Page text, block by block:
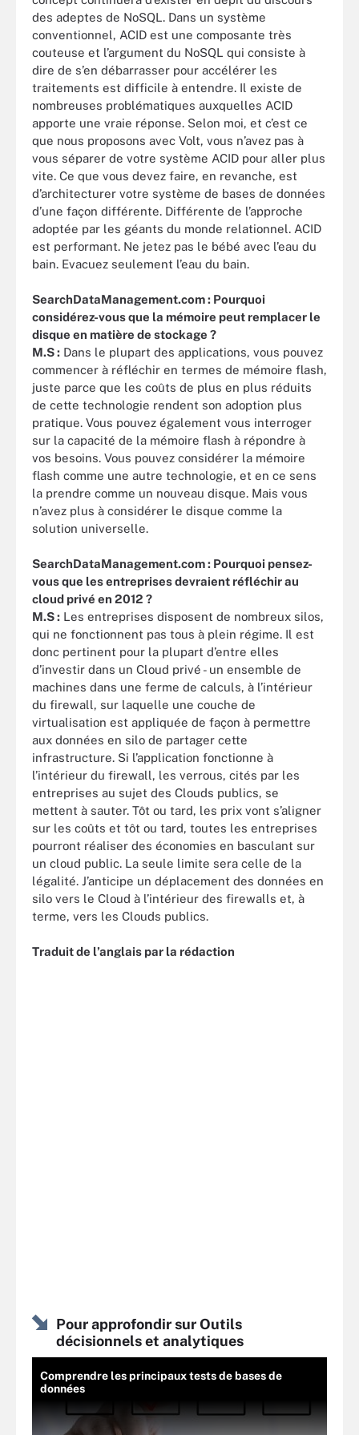
des adeptes de NoSQL. Dans un système
conventionnel, ACID est une composante très
couteuse et l’argument du NoSQL qui consiste à
dire de s’en débarrasser pour accélérer les
traitements est difficile à entendre. Il existe de
nombreuses problématiques auxquelles ACID
apporte une vraie réponse. Selon moi, et c’est ce
que nous proposons avec Volt, vous n’avez pas à
vous séparer de votre système ACID pour aller plus
vite. Ce que vous devez faire, en revanche, est
d’architecturer votre système de bases de données
d’une façon différente. Différente de l’approche
adoptée par les géants du monde relationnel. ACID
est performant. Ne jetez pas le bébé avec l’eau du
bain. Evacuez seulement l’eau du bain.
SearchDataManagement.com : Pourquoi
considérez-vous que la mémoire peut remplacer le
disque en matière de stockage ?
M.S : Dans le plupart des applications, vous pouvez
commencer à réfléchir en termes de mémoire flash,
juste parce que les coûts de plus en plus réduits
de cette technologie rendent son adoption plus
pratique. Vous pouvez également vous interroger
sur la capacité de la mémoire flash à répondre à
vos besoins. Vous pouvez considérer la mémoire
flash comme une autre technologie, et en ce sens
la prendre comme un nouveau disque. Mais vous
n’avez plus à considérer le disque comme la
solution universelle.
SearchDataManagement.com : Pourquoi pensez-
vous que les entreprises devraient réfléchir au
cloud privé en 2012 ?
M.S : Les entreprises disposent de nombreux silos,
qui ne fonctionnent pas tous à plein régime. Il est
donc pertinent pour la plupart d’entre elles
d’investir dans un Cloud privé - un ensemble de
machines dans une ferme de calculs, à l’intérieur
du firewall, sur laquelle une couche de
virtualisation est appliquée de façon à permettre
aux données en silo de partager cette
infrastructure. Si l’application fonctionne à
l’intérieur du firewall, les verrous, cités par les
entreprises au sujet des Clouds publics, se
mettent à sauter. Tôt ou tard, les prix vont s’aligner
sur les coûts et tôt ou tard, toutes les entreprises
pourront réaliser des économies en basculant sur
un cloud public. La seule limite sera celle de la
légalité. J’anticipe un déplacement des données en
silo vers le Cloud à l’intérieur des firewalls et, à
terme, vers les Clouds publics.
Traduit de l’anglais par la rédaction
Pour approfondir sur Outils
décisionnels et analytiques
Comprendre les principaux tests de bases de
données